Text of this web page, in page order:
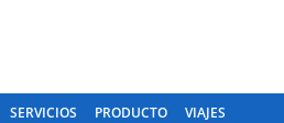
SERVICIOS PRODUCTO VIAJES